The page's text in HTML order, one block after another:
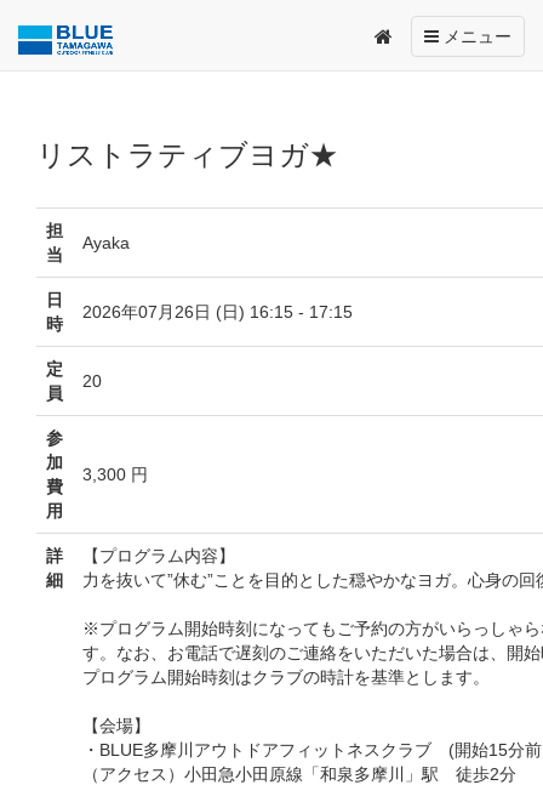
Toggle
navigation
メニュー
リストラティブヨガ★
担
当
Ayaka
日
時
2026年07月26日 (日) 16:15 - 17:15
定
員
20
参
加
費
用
3,300 円
詳
細
【プログラム内容】
力を抜いて”休む”ことを目的とした穏やかなヨガ。心身の
※プログラム開始時刻になってもご予約の方がいらっしゃ
す。なお、お電話で遅刻のご連絡をいただいた場合は、開
プログラム開始時刻はクラブの時計を基準とします。
【会場】
・BLUE多摩川アウトドアフィットネスクラブ (開始15分
（アクセス）小田急小田原線「和泉多摩川」駅 徒歩2分